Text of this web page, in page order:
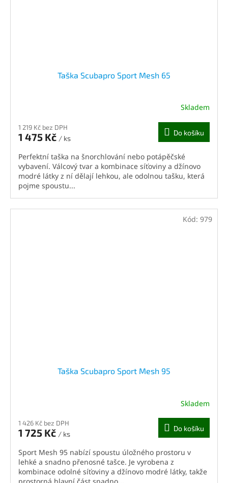
Taška Scubapro Sport Mesh 65
Skladem
1 219 Kč bez DPH
1 475 Kč / ks
Do košíku
Perfektní taška na šnorchlování nebo potápěčské
vybavení. Válcový tvar a kombinace síťoviny a džínovo
modré látky z ní dělají lehkou, ale odolnou tašku, která
pojme spoustu...
Taška Scubapro Sport Mesh 95
Skladem
1 426 Kč bez DPH
1 725 Kč / ks
Do košíku
Sport Mesh 95 nabízí spoustu úložného prostoru v
lehké a snadno přenosné tašce. Je vyrobena z
kombinace odolné síťoviny a džínovo modré látky, takže
Kód: 979